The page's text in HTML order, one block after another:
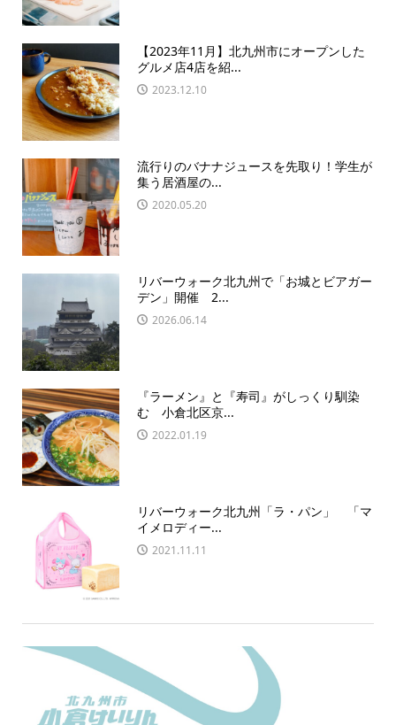
【2023年11月】北九州市にオープンした
グルメ店4店を紹...
2023.12.10
流行りのバナナジュースを先取り！学生が
集う居酒屋の...
2020.05.20
リバーウォーク北九州で「お城とビアガー
デン」開催 2...
2026.06.14
『ラーメン』と『寿司』がしっくり馴染
む 小倉北区京...
2022.01.19
リバーウォーク北九州「ラ・パン」 「マ
イメロディー...
2021.11.11